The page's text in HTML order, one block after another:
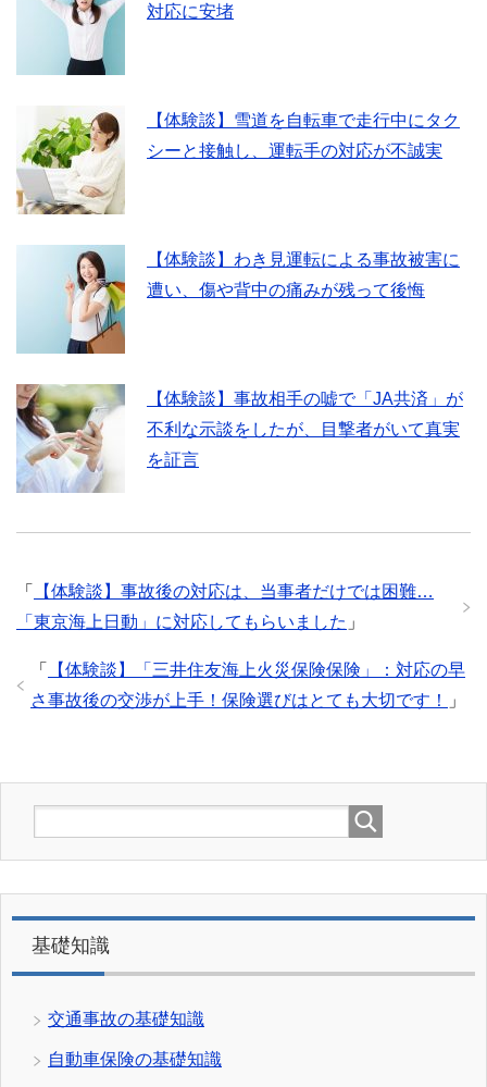
対応に安堵
【体験談】雪道を自転車で走行中にタク
シーと接触し、運転手の対応が不誠実
【体験談】わき見運転による事故被害に
遭い、傷や背中の痛みが残って後悔
【体験談】事故相手の嘘で「JA共済」が
不利な示談をしたが、目撃者がいて真実
を証言
「
【体験談】事故後の対応は、当事者だけでは困難…
「東京海上日動」に対応してもらいました 」
「
【体験談】「三井住友海上火災保険保険」：対応の早
さ事故後の交渉が上手！保険選びはとても大切です！
」
基礎知識
交通事故の基礎知識
自動車保険の基礎知識